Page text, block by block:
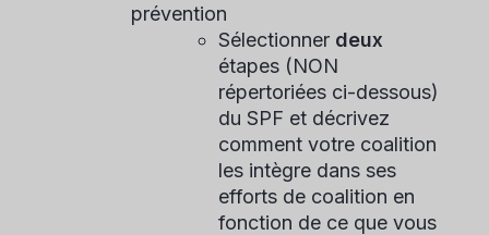
prévention
Sélectionner deux
étapes (NON
répertoriées ci-dessous)
du SPF et décrivez
comment votre coalition
les intègre dans ses
efforts de coalition en
fonction de ce que vous